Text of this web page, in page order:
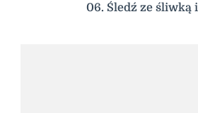
06. Śledź ze śliwką